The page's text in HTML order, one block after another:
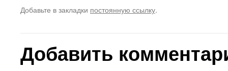
Добавьте в закладки постоянную ссылку.
Добавить